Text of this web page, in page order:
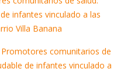
infantes vinculado a las
Villa Banana
comunitarios de
de infantes vinculado a